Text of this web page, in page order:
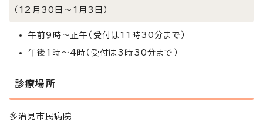
（12月30日～1月3日）
午前9時～正午（受付は11時30分まで）
午後1時～4時（受付は3時30分まで）
診療場所
多治見市民病院